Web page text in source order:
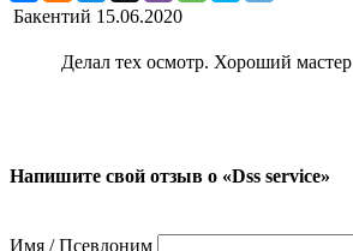
Бакентий 15.06.2020
Делал тех осмотр. Хороший мастер
Напишите свой отзыв о «Dss service»
Имя / Псевдоним